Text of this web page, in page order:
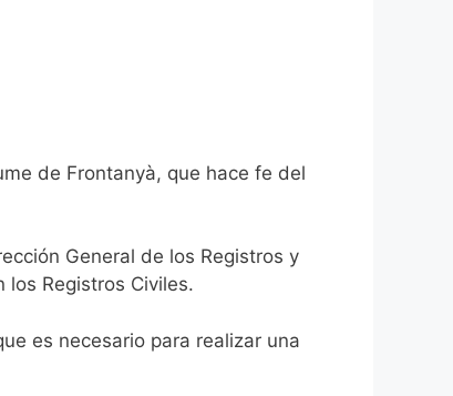
de Frontanyà, que hace fe del
General de los Registros y
Registros Civiles.
es necesario para realizar una